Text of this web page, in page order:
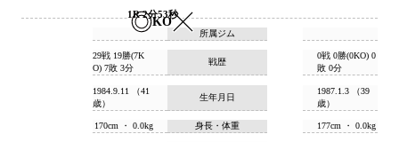
KO
1R 2分53秒
所属ジム
戦歴
29戦 19勝(7K
O) 7敗 3分
0戦 0勝(0KO) 0
敗 0分
生年月日
1984.9.11 （41
歳）
1987.1.3 （39
歳）
身長・体重
170cm ・ 0.0kg 177cm ・ 0.0kg